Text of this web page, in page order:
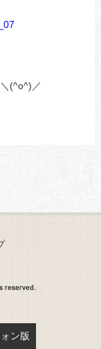
(^o^)／
ン版